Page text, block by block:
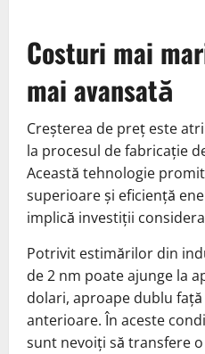
Costuri mai
mai avansată
Creșterea de preț este
la procesul de fabricație
Această tehnologie
superioare și eficiență
implică investiții
Potrivit estimărilor din
de 2 nm poate ajunge la
dolari, aproape dublu
anterioare. În aceste
sunt nevoiți să transfere